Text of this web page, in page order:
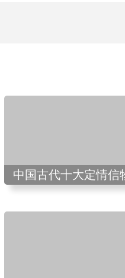
中国古代十大定情信